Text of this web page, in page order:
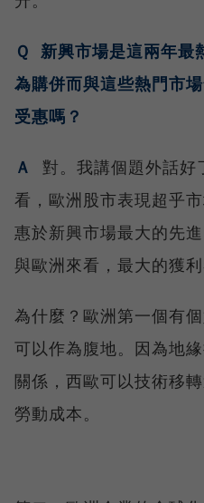
Ｑ 新興市場是這兩年最
為購併而與這些熱門市
受惠嗎？
Ａ
對。我講個題外話
看，歐洲股市表現超乎
惠於新興市場最大的先
與歐洲來看，最大的獲利
為什麼？歐洲第一個有
可以作為腹地。因為地
關係，西歐可以技術移
勞動成本。